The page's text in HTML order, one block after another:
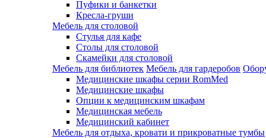
Пуфики и банкетки
Кресла-груши
Мебель для столовой
Cтулья для кафе
Cтолы для столовой
Скамейки для столовой
Мебель для библиотек Мебель для гардеробов
Медицинские шкафы серии RomMed
Медицинские шкафы
Опции к медицинским шкафам
Медицинская мебель
Медицинский кабинет
Мебель для отдыха, кровати и прикроватные тумбы